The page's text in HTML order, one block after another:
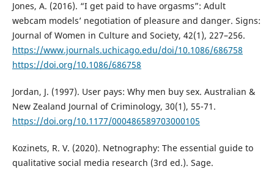
Jones, A. (2016). “I get paid to have orgasms”: Adult
webcam models’ negotiation of pleasure and danger. Signs:
Journal of Women in Culture and Society, 42(1), 227–256.
https://www.journals.uchicago.edu/doi/10.1086/686758
https://doi.org/10.1086/686758
Jordan, J. (1997). User pays: Why men buy sex. Australian &
New Zealand Journal of Criminology, 30(1), 55-71.
https://doi.org/10.1177/000486589703000105
Kozinets, R. V. (2020). Netnography: The essential guide to
qualitative social media research (3rd ed.). Sage.